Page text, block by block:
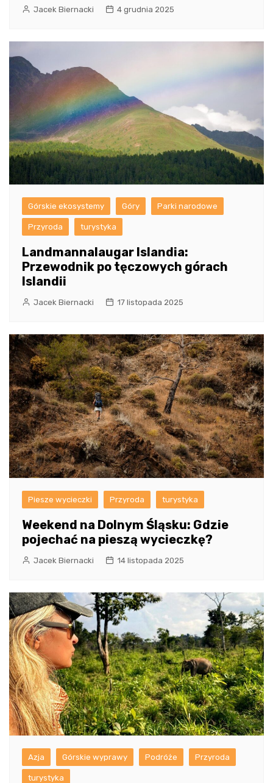
Jacek Biernacki 4 grudnia 2025
Górskie ekosystemy Góry Parki narodowe
Przyroda turystyka
Landmannalaugar Islandia:
Przewodnik po tęczowych górach
Islandii
Jacek Biernacki 17 listopada 2025
Piesze wycieczki Przyroda turystyka
Weekend na Dolnym Śląsku: Gdzie
pojechać na pieszą wycieczkę?
Jacek Biernacki 14 listopada 2025
Azja Górskie wyprawy Podróże Przyroda
turystyka